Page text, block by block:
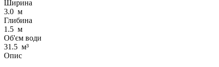
Ширина
3.0 м
Глибина
1.5 м
Об'єм води
31.5 м³
Опис